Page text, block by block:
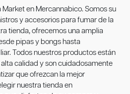
Market en Mercannabico. Somos su
y accesorios para fumar de la
tienda, ofrecemos una amplia
pipas y bongs hasta
Todos nuestros productos están
calidad y son cuidadosamente
que ofrezcan la mejor
nuestra tienda en